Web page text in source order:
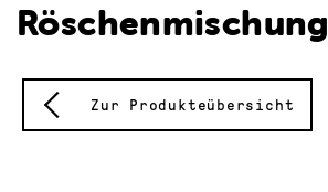
Röschenmischung
Zur Produkteübersicht